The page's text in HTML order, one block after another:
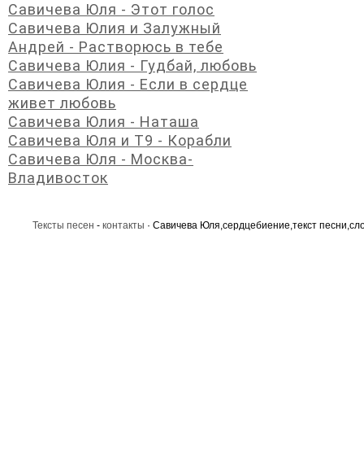
Савичева Юля - Этот голос
Савичева Юлия и Залужный
Андрей - Растворюсь в тебе
Савичева Юлия - Гудбай, любовь
Савичева Юлия - Если в сердце
живет любовь
Савичева Юлия - Наташа
Савичева Юля и Т9 - Корабли
Савичева Юля - Москва-
Владивосток
Тексты песен - контакты · Савичева Юля,сердцебиение,текст